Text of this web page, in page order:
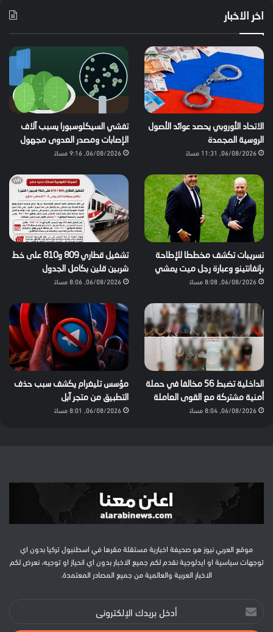
اخر الاخبار
الاتحاد الأوروبي يحصد عوائد الأصول
الروسية المجمدة
06/08/2026, 11:31 مساءً
تفشي السيكلوسبورا يسبب آلاف
الإصابات ومصدر العدوى مجهول
06/08/2026, 9:16 مساءً
تسريبات تكشف مخططا للإطاحة
بإنفانتينو وعبارة رجل ميت يمشي
06/08/2026, 8:08 مساءً
تشغيل قطاري 809 و810 على خط
شربين قلين بكامل الجدول
06/08/2026, 8:06 مساءً
الداخلية تضبط 56 مخالفا في حملة
أمنية مشتركة مع القوى العاملة
06/08/2026, 8:04 مساءً
مؤسس تليغرام يكشف سبب حذف
التطبيق من متجر آبل
06/08/2026, 8:01 مساءً
موقع العربي نيوز هو صحيفة اخبارية مستقلة مقرها في اسطنبول تركيا بدون اي
توجهات سياسية او ايدلوجية نقدم لكم جميع الاخبار بدون اي انحياز او توجيه، نعرض لكم
الاخبار العربية والعالمية من جميع المصادر المعتمدة.
أدخل
بريدك